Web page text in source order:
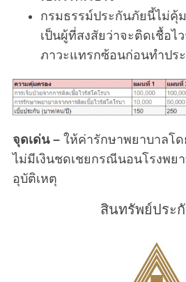
กรมธรรม์ประกันภัยนี้ไม่คุ้
เป็นผู้ที่สงสัยว่าจะติดเชื้อไ
ภาวะแทรกซ้อนก่อนทำปร
จุดเด่น –ให้ค่ารักษาพยาบาลโด
ไม่มีเงินชดเชยกรณีนอนโรงพย
อุบัติเหตุ
สินทรัพย์ประ
h
f
o
r